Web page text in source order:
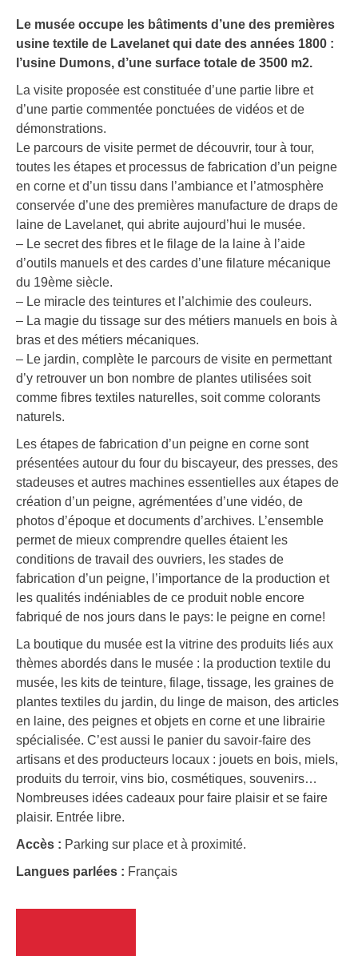
Le musée occupe les bâtiments d’une des premières
usine textile de Lavelanet qui date des années 1800 :
l’usine Dumons, d’une surface totale de 3500 m2.
La visite proposée est constituée d’une partie libre et
d’une partie commentée ponctuées de vidéos et de
démonstrations.
Le parcours de visite permet de découvrir, tour à tour,
toutes les étapes et processus de fabrication d’un peigne
en corne et d’un tissu dans l’ambiance et l’atmosphère
conservée d’une des premières manufacture de draps de
laine de Lavelanet, qui abrite aujourd’hui le musée.
– Le secret des fibres et le filage de la laine à l’aide
d’outils manuels et des cardes d’une filature mécanique
du 19ème siècle.
– Le miracle des teintures et l’alchimie des couleurs.
– La magie du tissage sur des métiers manuels en bois à
bras et des métiers mécaniques.
– Le jardin, complète le parcours de visite en permettant
d’y retrouver un bon nombre de plantes utilisées soit
comme fibres textiles naturelles, soit comme colorants
naturels.
Les étapes de fabrication d’un peigne en corne sont
présentées autour du four du biscayeur, des presses, des
stadeuses et autres machines essentielles aux étapes de
création d’un peigne, agrémentées d’une vidéo, de
photos d’époque et documents d’archives. L’ensemble
permet de mieux comprendre quelles étaient les
conditions de travail des ouvriers, les stades de
fabrication d’un peigne, l’importance de la production et
les qualités indéniables de ce produit noble encore
fabriqué de nos jours dans le pays: le peigne en corne!
La boutique du musée est la vitrine des produits liés aux
thèmes abordés dans le musée : la production textile du
musée, les kits de teinture, filage, tissage, les graines de
plantes textiles du jardin, du linge de maison, des articles
en laine, des peignes et objets en corne et une librairie
spécialisée. C’est aussi le panier du savoir-faire des
artisans et des producteurs locaux : jouets en bois, miels,
produits du terroir, vins bio, cosmétiques, souvenirs…
Nombreuses idées cadeaux pour faire plaisir et se faire
plaisir. Entrée libre.
Accès : Parking sur place et à proximité.
Langues parlées : Français